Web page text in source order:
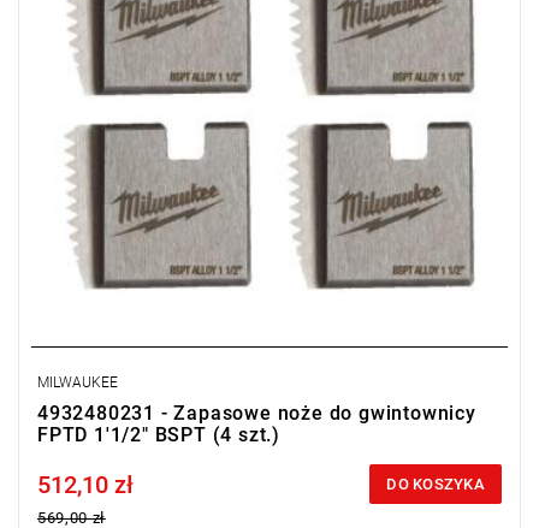
MILWAUKEE
4932480231 - Zapasowe noże do gwintownicy
FPTD 1'1/2" BSPT (4 szt.)
Price tax included
512,10 zł
569,00 zł
DO KOSZYKA